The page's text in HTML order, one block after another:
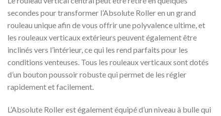
secondes pour transformer l’Absolute Roller en un grand
rouleau unique afin de vous offrir une polyvalence ultime, et
les rouleaux verticaux extérieurs peuvent également être
inclinés vers l’intérieur, ce qui les rend parfaits pour les
conditions venteuses. Tous les rouleaux verticaux sont dotés
d’un bouton poussoir robuste qui permet de les régler
rapidement et facilement.
L’Absolute Roller est également équipé d’un niveau à bulle qui